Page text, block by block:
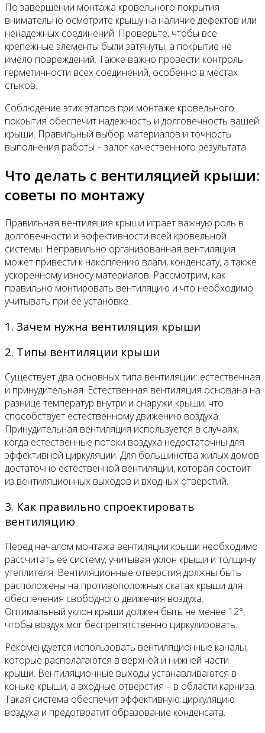
По завершении монтажа кровельного покрытия
внимательно осмотрите крышу на наличие дефектов или
ненадежных соединений. Проверьте, чтобы все
крепежные элементы были затянуты, а покрытие не
имело повреждений. Также важно провести контроль
герметичности всех соединений, особенно в местах
стыков.
Соблюдение этих этапов при монтаже кровельного
покрытия обеспечит надежность и долговечность вашей
крыши. Правильный выбор материалов и точность
выполнения работы – залог качественного результата.
Что делать с вентиляцией крыши:
советы по монтажу
Правильная вентиляция крыши играет важную роль в
долговечности и эффективности всей кровельной
системы. Неправильно организованная вентиляция
может привести к накоплению влаги, конденсату, а также
ускоренному износу материалов. Рассмотрим, как
правильно монтировать вентиляцию и что необходимо
учитывать при её установке.
1. Зачем нужна вентиляция крыши
2. Типы вентиляции крыши
Существует два основных типа вентиляции: естественная
и принудительная. Естественная вентиляция основана на
разнице температур внутри и снаружи крыши, что
способствует естественному движению воздуха.
Принудительная вентиляция используется в случаях,
когда естественные потоки воздуха недостаточны для
эффективной циркуляции. Для большинства жилых домов
достаточно естественной вентиляции, которая состоит
из вентиляционных выходов и входных отверстий.
3. Как правильно спроектировать
вентиляцию
Перед началом монтажа вентиляции крыши необходимо
рассчитать её систему, учитывая уклон крыши и толщину
утеплителя. Вентиляционные отверстия должны быть
расположены на противоположных скатах крыши для
обеспечения свободного движения воздуха.
Оптимальный уклон крыши должен быть не менее 12°,
чтобы воздух мог беспрепятственно циркулировать.
Рекомендуется использовать вентиляционные каналы,
которые располагаются в верхней и нижней части
крыши. Вентиляционные выходы устанавливаются в
коньке крыши, а входные отверстия – в области карниза.
Такая система обеспечит эффективную циркуляцию
воздуха и предотвратит образование конденсата.